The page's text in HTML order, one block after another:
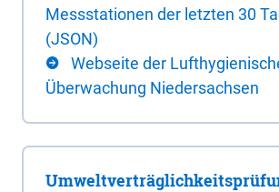
Messstationen der letzten 30
(JSON)
Webseite der
Überwachung Niedersachsen